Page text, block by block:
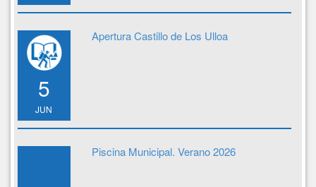
5
JUN
Apertura Castillo de Los Ulloa
Piscina Municipal. Verano 2026